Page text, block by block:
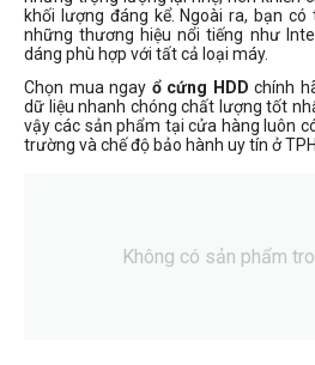
khối lượng đáng kể. Ngoài ra, bạn
những thương hiệu nổi tiếng như
dáng phù hợp với tất cả loại máy.
Chọn mua ngay ổ cứng HDD chính
dữ liệu nhanh chóng chất lượng tốt
vậy các sản phẩm tại cửa hàng luôn
trường và chế độ bảo hành uy tín ở
Không có sản phẩm